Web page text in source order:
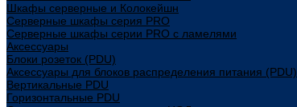
Шкафы серверные и Колокейшн
Серверные шкафы серия PRO
Серверные шкафы серии PRO с ламелями
Аксессуары
Блоки розеток (PDU)
Аксессуары для блоков распределения питания (PDU)
Вертикальные PDU
Горизонтальные PDU